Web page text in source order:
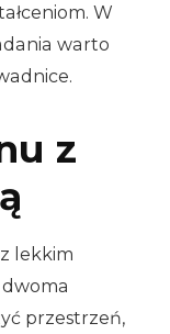
W
warto
z
lekkim
przestrzeń,